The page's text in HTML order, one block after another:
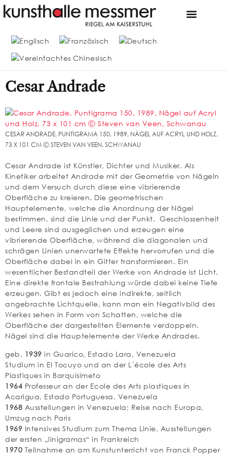
Cesar Andrade
CESAR ANDRADE, PUNTIGRAMA 150, 1989, NÄGEL AUF ACRYL UND HOLZ,
73 X 101 CM Ⓒ STEVEN VAN VEEN, SCHWANAU
Cesar Andrade ist Künstler, Dichter und Musiker. Als
Kinetiker arbeitet Andrade mit der Geometrie von Nägeln
und dem Versuch durch diese eine vibrierende
Oberfläche zu kreieren. Die geometrischen
Hauptelemente, welche die Anordnung der Nägel
bestimmen, sind die Linie und der Punkt. Geschlossenheit
und Leere sind ausgeglichen und erzeugen eine
vibrierende Oberfläche, während die diagonalen und
schrägen Linien unerwartete Effekte hervorrufen und die
Oberfläche dabei in ein Gitter transformieren. Ein
wesentlicher Bestandteil der Werke von Andrade ist Licht.
Eine direkte frontale Bestrahlung würde dabei keine Tiefe
erzeugen. Gibt es jedoch eine indirekte, seitlich
angebrachte Lichtquelle, kann man ein Negativbild des
Werkes sehen in Form von Schatten, welche die
Oberfläche der dargestellten Elemente verdoppeln.
Nägel sind die Hauptelemente der Werke Andrades.
geb. 1939 in Guarico, Estado Lara, Venezuela
Studium in El Tocuyo und an der L´école des Arts
Plastiques in Barquisimeto
1964 Professeur an der Ecole des Arts plastiques in
Acarigua, Estado Portuguesa, Venezuela
1968 Ausstellungen in Venezuela; Reise nach Europa,
Umzug nach Paris
1969 Intensives Studium zum Thema Linie, Ausstellungen
der ersten „linigramas“ in Frankreich
1970 Teilnahme an am Kunstunterricht von Franck Popper